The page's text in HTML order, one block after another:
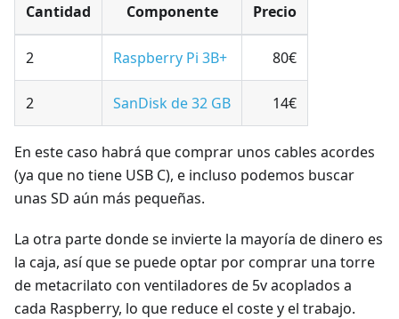
Cantidad Componente Precio
2 Raspberry Pi 3B+ 80€
2 SanDisk de 32 GB 14€
En este caso habrá que comprar unos cables acordes
(ya que no tiene USB C), e incluso podemos buscar
unas SD aún más pequeñas.
La otra parte donde se invierte la mayoría de dinero es
la caja, así que se puede optar por comprar una torre
de metacrilato con ventiladores de 5v acoplados a
cada Raspberry, lo que reduce el coste y el trabajo.